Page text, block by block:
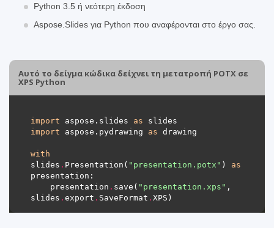
Python 3.5 ή νεότερη έκδοση
Aspose.Slides για Python που αναφέρονται στο έργο σας.
Αυτό το δείγμα κώδικα δείχνει τη μετατροπή POTX σε
XPS Python
import aspose.slides as
import aspose.pydrawing as
with
slides . Presentation( "presentation.potx" ) as
    presentation
. save( "presentation.xps" ,
slides . export . SaveFormat .